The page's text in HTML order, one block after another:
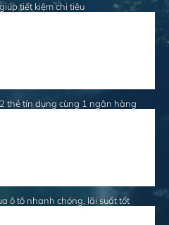
tiết kiệm chi tiêu
thẻ tín dụng cùng 1 ngân hàng
ô tô nhanh chóng, lãi suất tốt